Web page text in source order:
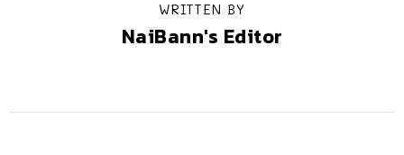
WRITTEN BY
NaiBann's Editor